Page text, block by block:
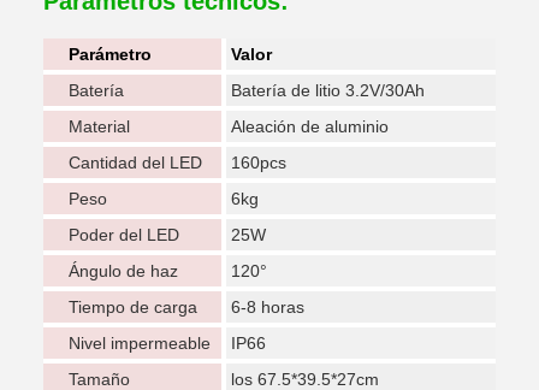
Parámetro
Valor
Batería
Batería de litio 3.2V/30Ah
Material
Aleación de aluminio
Cantidad del LED
160pcs
Peso
6kg
Poder del LED
25W
Ángulo de haz
120°
Tiempo de carga
6-8 horas
Nivel impermeable
IP66
Tamaño
los 67.5*39.5*27cm